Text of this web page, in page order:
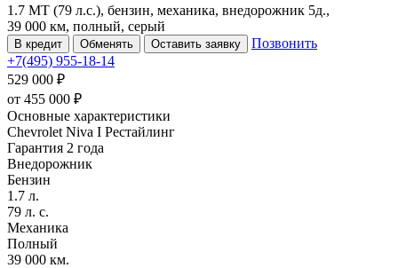
1.7 MT (79 л.с.), бензин, механика, внедорожник 5д.,
39 000 км, полный, серый
В кредит Обменять Оставить заявку
Позвонить
+7(495) 955-18-14
529 000 ₽
от 455 000 ₽
Основные характеристики
Chevrolet Niva I Рестайлинг
Гарантия 2 года
Внедорожник
Бензин
1.7 л.
79 л. с.
Механика
Полный
39 000 км.